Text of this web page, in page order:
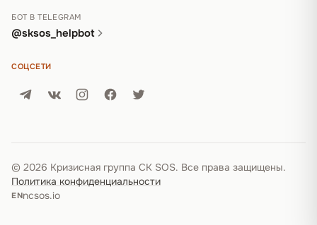
БОТ В TELEGRAM
@sksos_helpbot
СОЦСЕТИ
© 2026 Кризисная группа СК SOS. Все права защищены.
Политика конфиденциальности
ENncsos.io